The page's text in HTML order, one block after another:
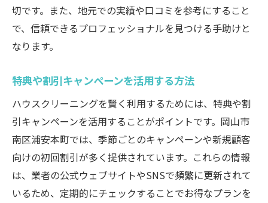
切です。また、地元での実績や口コミを参考にすること
で、信頼できるプロフェッショナルを見つける手助けと
なります。
特典や割引キャンペーンを活用する方法
ハウスクリーニングを賢く利用するためには、特典や割
引キャンペーンを活用することがポイントです。岡山市
南区浦安本町では、季節ごとのキャンペーンや新規顧客
向けの初回割引が多く提供されています。これらの情報
は、業者の公式ウェブサイトやSNSで頻繁に更新されて
いるため、定期的にチェックすることでお得なプランを